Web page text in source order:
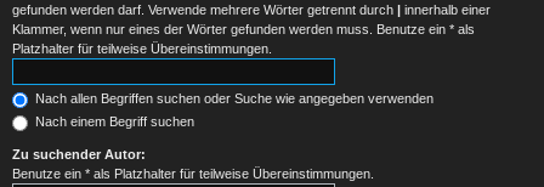
gefunden werden darf. Verwende mehrere Wörter getrennt durch
innerhalb einer
Klammer, wenn nur eines der Wörter gefunden werden muss. Benutze ein * als
Platzhalter für teilweise Übereinstimmungen.
Nach allen Begriffen suchen oder Suche wie angegeben verwenden
Nach einem Begriff suchen
Zu suchender Autor:
Benutze ein * als Platzhalter für teilweise Übereinstimmungen.